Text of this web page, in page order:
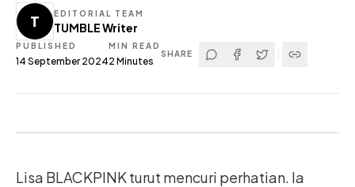
T EDITORIAL TEAM
TUMBLE Writer
PUBLISHED
14 September 2024
MIN READ
2 Minutes
SHARE
Lisa BLACKPINK turut mencuri perhatian. Ia